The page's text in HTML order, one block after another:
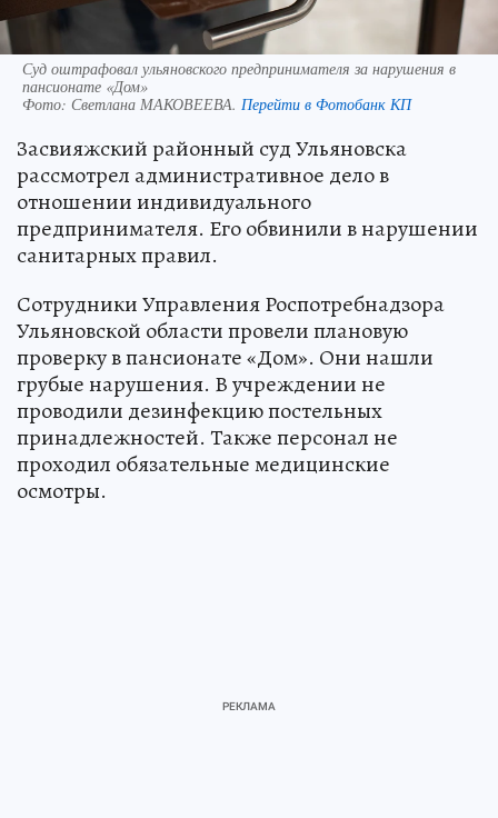
Суд оштрафовал ульяновского предпринимателя за нарушения в
пансионате «Дом»
Фото: Светлана МАКОВЕЕВА. Перейти в Фотобанк КП
Засвияжский районный суд Ульяновска
рассмотрел административное дело в
отношении индивидуального
предпринимателя. Его обвинили в нарушении
санитарных правил.
Сотрудники Управления Роспотребнадзора
Ульяновской области провели плановую
проверку в пансионате «Дом». Они нашли
грубые нарушения. В учреждении не
проводили дезинфекцию постельных
принадлежностей. Также персонал не
проходил обязательные медицинские
осмотры.